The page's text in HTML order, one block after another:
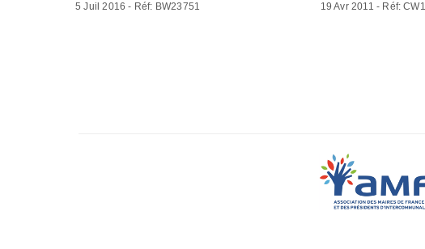
5 Juil 2016 - Réf: BW23751 19 Avr 2011 - Réf: